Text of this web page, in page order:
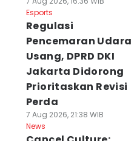
Esports
Regulasi
Pencemaran Udara
Usang, DPRD DKI
Jakarta Didorong
Prioritaskan Revisi
Perda
7 Aug 2026, 21:38 WIB
News